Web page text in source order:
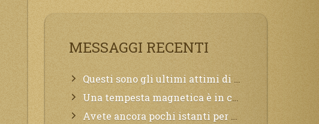
MESSAGGI RECENTI
Questi sono gli ultimi attimi di vita, chi si vuole salvare Mi chiami in suo aiuto.
Una tempesta magnetica è in corso, questa generazione patirà. Il black out non tarderà ad arrivare e tutta la Terra sarà oscurata.
Avete ancora pochi istanti per convertirvi, non perdete tempo, la sciagura arriverà all’improvviso e per chi non si sarà preparato saranno dolori.